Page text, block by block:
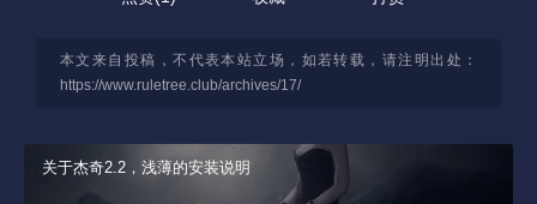
本文来自投稿，不代表本站立场，如若转载，请注明出处：
https://www.ruletree.club/archives/17/
关于杰奇2.2，浅薄的安装说明